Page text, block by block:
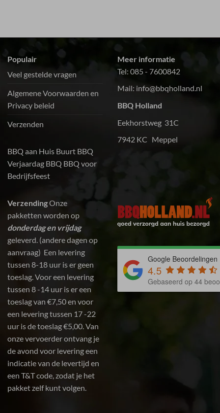
Populair
Veel gestelde vragen
Algemene Voorwaarden en
Privacy beleid
Verzenden
BBQ aan Huis Buurt BBQ
Verjaardag BBQ BBQ voor
Bedrijfsfeest
Meer informatie
Tel: 085 - 7600842
Mail: info@bbqholland.nl
BBQ Holland
Eekhorstweg 31C
7942 KC Meppel
VerzendingOnze
pakketten worden op
donderdag en vrijdag
geleverd. (andere dagen op
aanvraag) Een levering
tussen 8-18 uur is er geen
toeslag. Voor een levering
tussen 8 -14 uur is er een
toeslag van €7,50 en voor
een levering tussen 17 -22
uur is de toeslag €5,00. Van
onze vervoerder ontvang je
de avond voor levering een
indicatie van de levertijd en
een T&T code, zodat je het
pakket zelf kunt volgen.
Google Beoordelingen
4.5
Gebaseerd op 44